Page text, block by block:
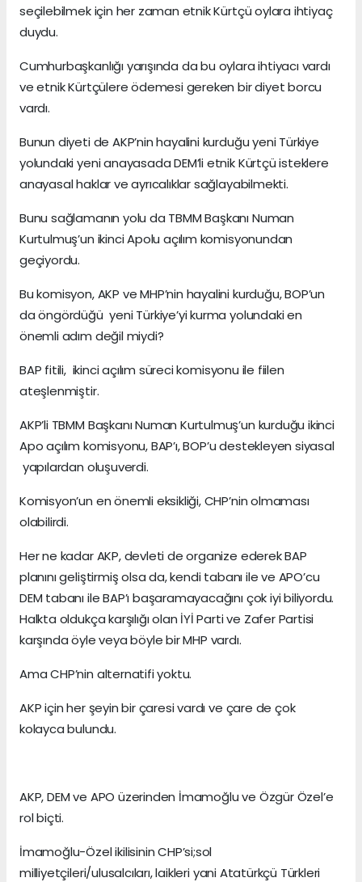
seçilebilmek için her zaman etnik Kürtçü oylara ihtiyaç
duydu.
Cumhurbaşkanlığı yarışında da bu oylara ihtiyacı vardı
ve etnik Kürtçülere ödemesi gereken bir diyet borcu
vardı.
Bunun diyeti de AKP’nin hayalini kurduğu yeni Türkiye
yolundaki yeni anayasada DEM’li etnik Kürtçü isteklere
anayasal haklar ve ayrıcalıklar sağlayabilmekti.
Bunu sağlamanın yolu da TBMM Başkanı Numan
Kurtulmuş’un ikinci Apolu açılım komisyonundan
geçiyordu.
Bu komisyon, AKP ve MHP’nin hayalini kurduğu, BOP’un
da öngördüğü yeni Türkiye’yi kurma yolundaki en
önemli adım değil miydi?
BAP fitili, ikinci açılım süreci komisyonu ile fiilen
ateşlenmiştir.
AKP’li TBMM Başkanı Numan Kurtulmuş’un kurduğu ikinci
Apo açılım komisyonu, BAP’ı, BOP’u destekleyen siyasal
yapılardan oluşuverdi.
Komisyon’un en önemli eksikliği, CHP’nin olmaması
olabilirdi.
Her ne kadar AKP, devleti de organize ederek BAP
planını geliştirmiş olsa da, kendi tabanı ile ve APO’cu
DEM tabanı ile BAP’ı başaramayacağını çok iyi biliyordu.
Halkta oldukça karşılığı olan İYİ Parti ve Zafer Partisi
karşında öyle veya böyle bir MHP vardı.
Ama CHP’nin alternatifi yoktu.
AKP için her şeyin bir çaresi vardı ve çare de çok
kolayca bulundu.
AKP, DEM ve APO üzerinden İmamoğlu ve Özgür Özel’e
rol biçti.
İmamoğlu-Özel ikilisinin CHP’si;sol
milliyetçileri/ulusalcıları, laikleri yani Atatürkçü Türkleri